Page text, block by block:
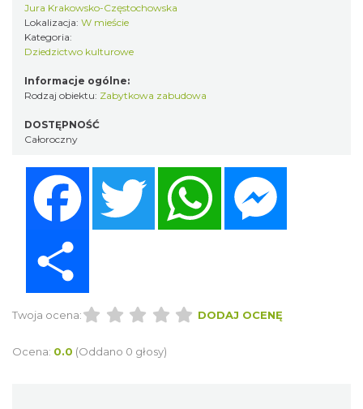
Jura Krakowsko-Częstochowska
Lokalizacja: W mieście
Kategoria:
Dziedzictwo kulturowe
Informacje ogólne:
Rodzaj obiektu: Zabytkowa zabudowa
DOSTĘPNOŚĆ
Całoroczny
Twitter WhatsApp
Twoja ocena: DODAJ OCENĘ
Ocena: 0.0 (Oddano 0 głosy)